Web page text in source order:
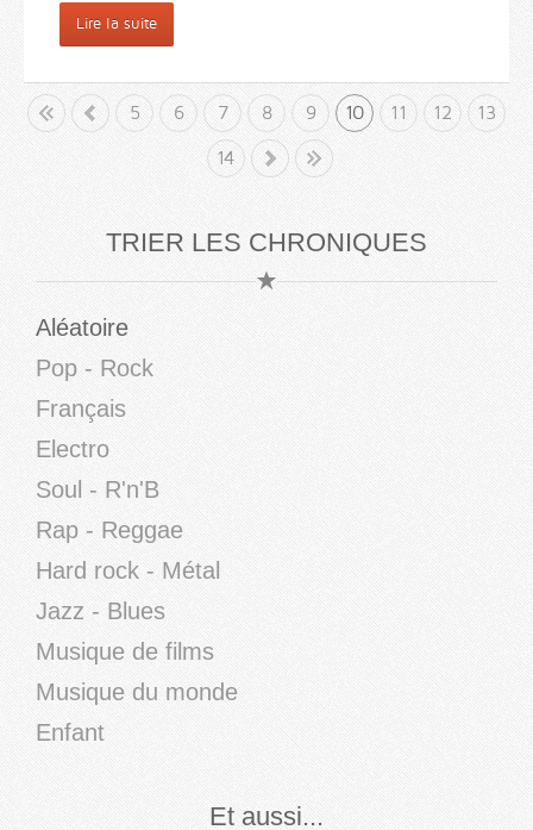
Lire la suite
« 5 6 7 8 9 10 11 12 13
14
» Fin
TRIER LES CHRONIQUES
Aléatoire
Pop - Rock
Français
Electro
Soul - R'n'B
Rap - Reggae
Hard rock - Métal
Jazz - Blues
Musique de films
Musique du monde
Enfant
Et aussi...